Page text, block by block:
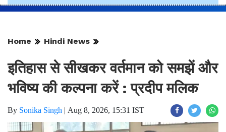
Home Hindi News
इतिहास से सीखकर वर्तमान को समझें और
भविष्य की कल्पना करें : प्रदीप मलिक
By Sonika Singh | Aug 8, 2026, 15:31 IST